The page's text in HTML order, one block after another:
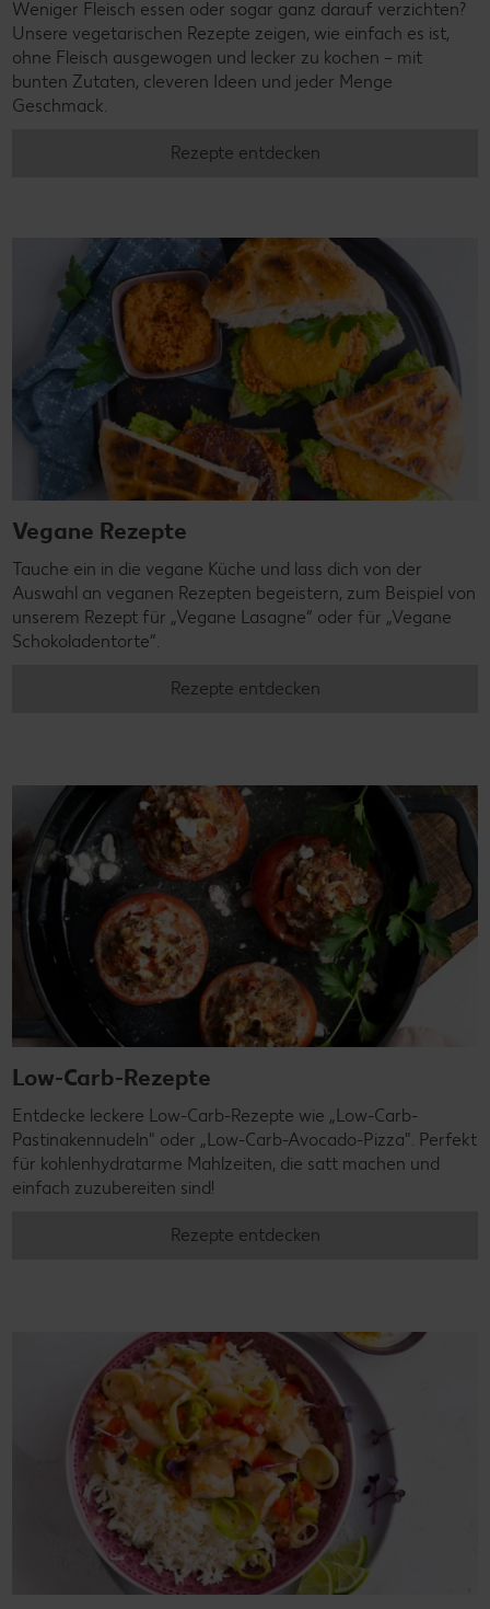
Weniger Fleisch essen oder sogar ganz darauf verzichten?
Unsere vegetarischen Rezepte zeigen, wie einfach es ist,
ohne Fleisch ausgewogen und lecker zu kochen – mit
bunten Zutaten, cleveren Ideen und jeder Menge
Geschmack.
Rezepte entdecken
Vegane Rezepte
Tauche ein in die vegane Küche und lass dich von der
Auswahl an veganen Rezepten begeistern, zum Beispiel von
unserem Rezept für „Vegane Lasagne“ oder für „Vegane
Schokoladentorte“.
Rezepte entdecken
Low-Carb-Rezepte
Entdecke leckere Low-Carb-Rezepte wie „Low-Carb-
Pastinakennudeln" oder „Low-Carb-Avocado-Pizza". Perfekt
für kohlenhydratarme Mahlzeiten, die satt machen und
einfach zuzubereiten sind!
Rezepte entdecken